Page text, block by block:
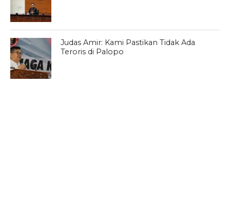
Judas Amir: Kami Pastikan Tidak Ada
Teroris di Palopo